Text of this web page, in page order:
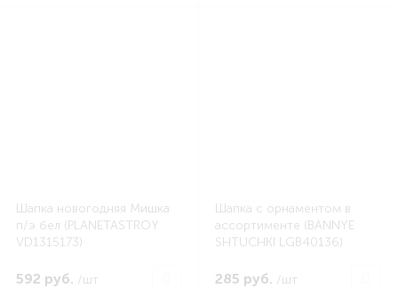
Шапка новогодняя Мишка
п/э бел (PLANETASTROY
VD1315173)
592 руб. /шт
Шапка с орнаментом в
ассортименте (BANNYE
SHTUCHKI LGB40136)
285 руб. /шт